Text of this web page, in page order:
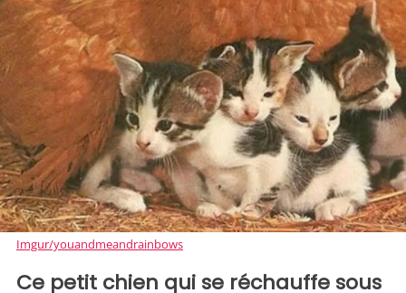
Imgur/youandmeandrainbows
Ce petit chien qui se réchauffe sous